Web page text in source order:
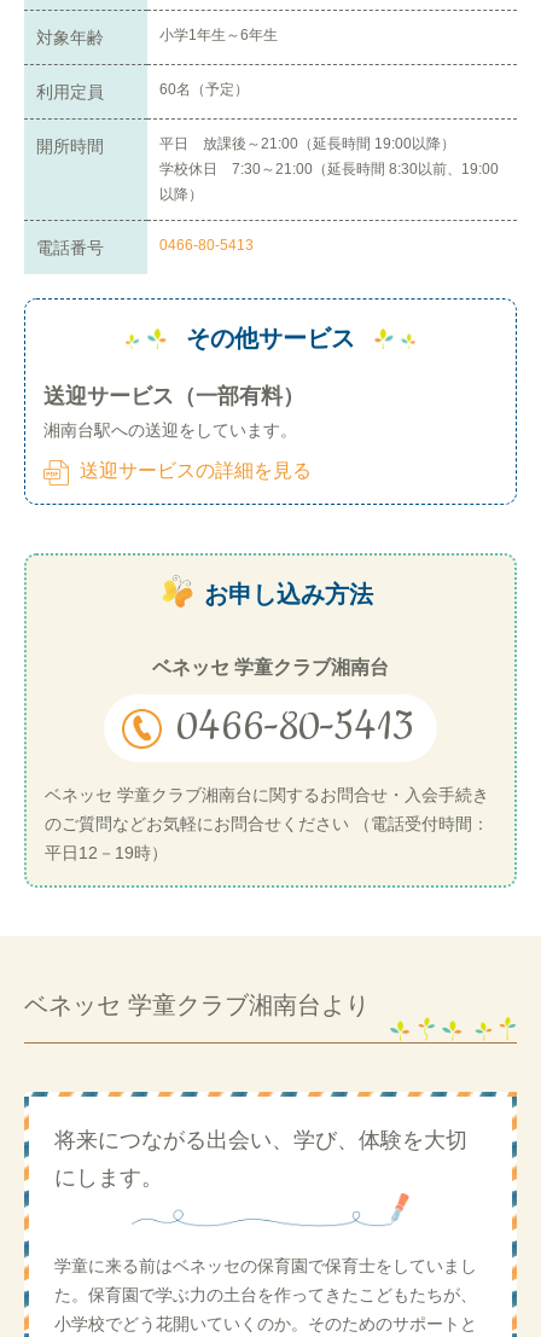
対象年齢 小学1年生～6年生
利用定員 60名（予定）
開所時間
平日 放課後～21:00（延長時間 19:00以降）
学校休日 7:30～21:00（延長時間 8:30以前、19:00
以降）
電話番号 0466-80-5413
その他サービス
送迎サービス（一部有料）
湘南台駅への送迎をしています。
送迎サービスの詳細を見る
お申し込み方法
ベネッセ 学童クラブ湘南台
0466-80-5413
ベネッセ 学童クラブ湘南台に関するお問合せ・入会手続き
のご質問などお気軽にお問合せください （電話受付時間：
平日12－19時）
ベネッセ 学童クラブ湘南台より
将来につながる出会い、学び、体験を大切
にします。
学童に来る前はベネッセの保育園で保育士をしていまし
た。保育園で学ぶ力の土台を作ってきたこどもたちが、
小学校でどう花開いていくのか。そのためのサポートと